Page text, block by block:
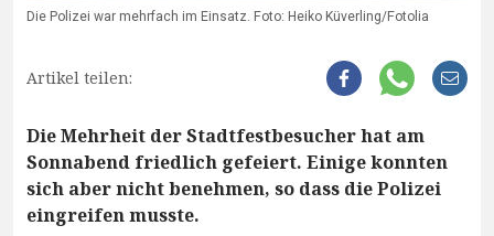
Die Polizei war mehrfach im Einsatz. Foto: Heiko Küverling/Fotolia
Artikel teilen:
Die Mehrheit der Stadtfestbesucher hat am
Sonnabend friedlich gefeiert. Einige konnten
sich aber nicht benehmen, so dass die Polizei
eingreifen musste.